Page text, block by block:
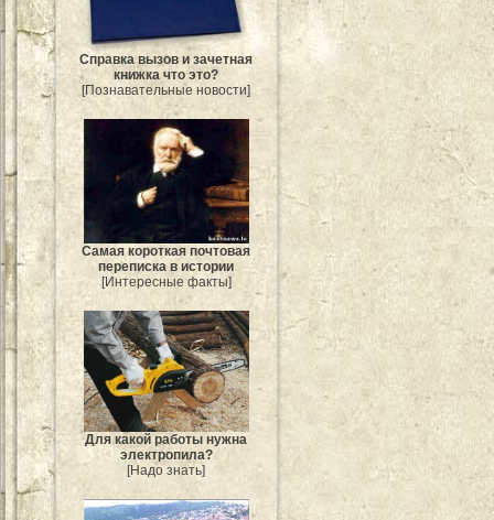
Справка вызов и зачетная
книжка что это?
[Познавательные новости]
Самая короткая почтовая
переписка в истории
[Интересные факты]
Для какой работы нужна
электропила?
[Надо знать]